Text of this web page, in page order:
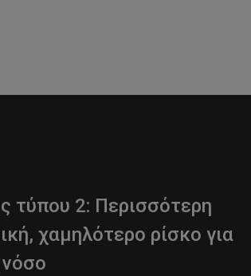
τύπου 2: Περισσότερη
χαμηλότερο ρίσκο για